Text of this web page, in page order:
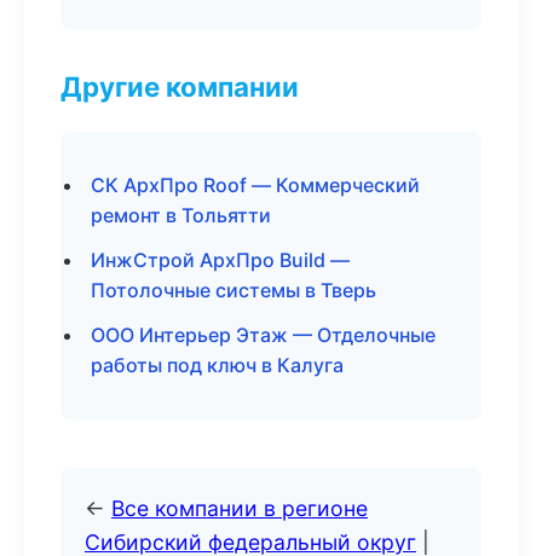
Другие компании
СК АрхПро Roof — Коммерческий
ремонт в Тольятти
ИнжСтрой АрхПро Build —
Потолочные системы в Тверь
ООО Интерьер Этаж — Отделочные
работы под ключ в Калуга
← Все компании в регионе
Сибирский федеральный округ